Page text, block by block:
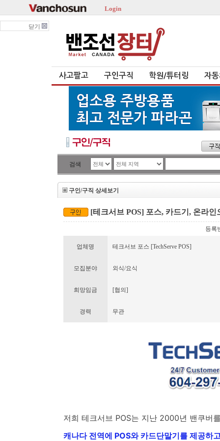
Login
닫기
사고팔고 구인구직 학원/튜터링 자
검색
구인/구직 상세보기
[테크서브 POS] 포스, 카드기, 온라
등록
업체명 테크서브 포스 [TechServe POS]
모집분야 외식/요식
희망임금 [협의]
경력 무관
저희 테크서브 POS는 지난 2000년 밴쿠버
캐나다 전역에 POS와 카드단말기를 제공하